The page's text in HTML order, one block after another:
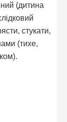
(дитина
стукати,
(тихе,